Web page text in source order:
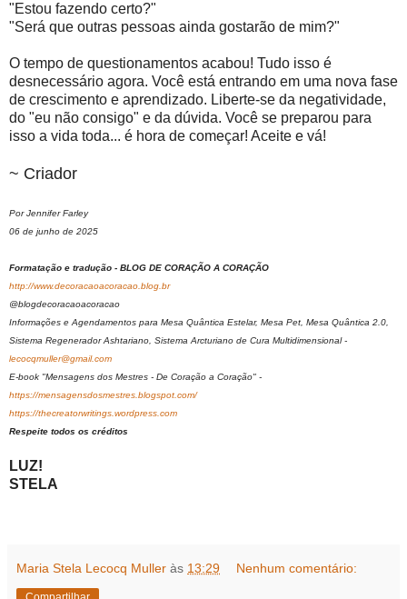
"Estou fazendo certo?"
"Será que outras pessoas ainda gostarão de mim?"
O tempo de questionamentos acabou! Tudo isso é
desnecessário agora. Você está entrando em uma nova fase
de crescimento e aprendizado. Liberte-se da negatividade,
do "eu não consigo" e da dúvida. Você se preparou para
isso a vida toda... é hora de começar! Aceite e vá!
~ Criador
Por Jennifer Farley
06 de junho de 2025
Formatação e tradução - BLOG DE CORAÇÃO A CORAÇÃO
http://www.decoracaoacoracao.blog.br
@blogdecoracaoacoracao
Informações e Agendamentos para Mesa Quântica Estelar, Mesa Pet, Mesa Quântica 2.0,
Sistema Regenerador Ashtariano, Sistema Arcturiano de Cura Multidimensional -
lecocqmuller@gmail.com
E-book "Mensagens dos Mestres - De Coração a Coração" -
https://mensagensdosmestres.blogspot.com/
https://thecreatorwritings.wordpress.com
Respeite todos os créditos
LUZ!
STELA
Maria Stela Lecocq Muller às 13:29 Nenhum comentário: